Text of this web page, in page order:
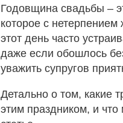
Годовщина свадьбы –
которое с
этот день часто
даже если обошлось
уважить супругов
Детально о том, какие
этим праздником, и